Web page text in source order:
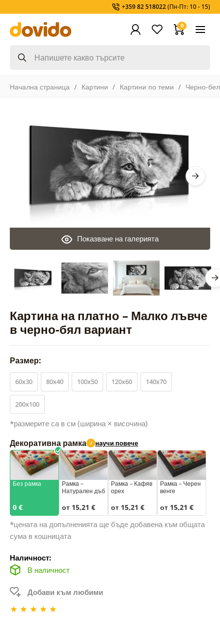
+359 82 518022(Пн-Пт: 10 - 15)
0
Начална страница Картини Картини по теми Черно-
Картина на платно – Малко лъвче
в черно-бял вариант
Показване на галерията
Размер:
60x30 80x40 100x50 120x60 140x70
200x100
*размерите са в см (ширина × височина)
Декоративна рамка i научи повече
Без рамка
0 €
Рамка –
Натурален дъб
от 15,21 €
Рамка – Кафяв
орех
от 15,21 €
Рамка – Черен
венге
от 15,21 €
*цената на допълненията ще бъде добавена към общата
сума в кошницата
Наличност:
В наличност
Добави към любими